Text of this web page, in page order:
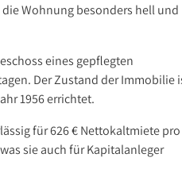
Wohnung besonders hell und
eines gepflegten
Der Zustand der Immobilie
1956 errichtet.
für 626 € Nettokaltmiete pro
sie auch für Kapitalanleger